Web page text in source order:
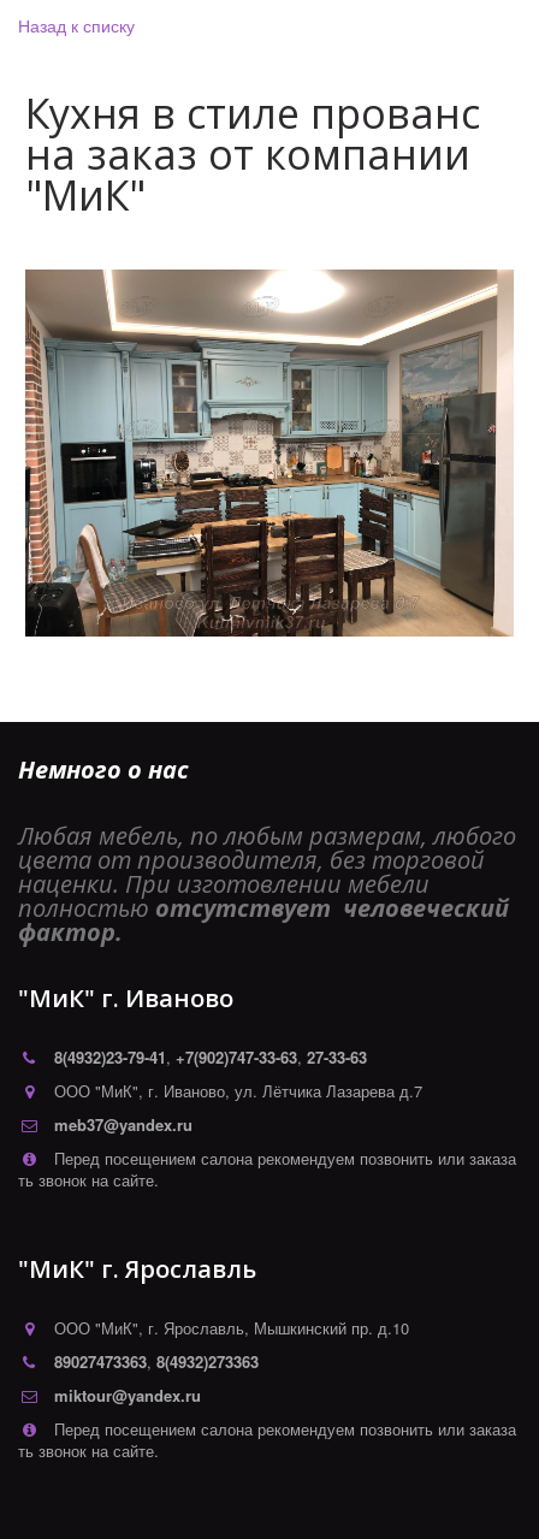
Назад к списку
Кухня в стиле прованс
на заказ от компании
"МиК"
Немного о нас
Любая мебель, по любым размерам, любого
цвета от производителя, без торговой
наценки. При изготовлении мебели
полностью отсутствует  человеческий
фактор.
"МиК" г. Иваново
8(4932)23-79-41, +7(902)747-33-63, 27-33-63
ООО "МиК", г. Иваново, ул. Лётчика Лазарева д.7
meb37@yandex.ru
Перед посещением салона рекомендуем позвонить или заказа
ть звонок на сайте.
"МиК" г. Ярославль
ООО "МиК", г. Ярославль, Мышкинский пр. д.10
89027473363, 8(4932)273363
miktour@yandex.ru
Перед посещением салона рекомендуем позвонить или заказа
ть звонок на сайте.